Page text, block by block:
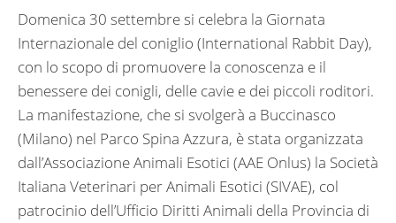
Domenica 30 settembre si celebra la Giornata
Internazionale del coniglio (International Rabbit Day),
con lo scopo di promuovere la conoscenza e il
benessere dei conigli, delle cavie e dei piccoli roditori.
La manifestazione, che si svolgerà a Buccinasco
(Milano) nel Parco Spina Azzura, è stata organizzata
dall’Associazione Animali Esotici (AAE Onlus) la Società
Italiana Veterinari per Animali Esotici (SIVAE), col
patrocinio dell’Ufficio Diritti Animali della Provincia di